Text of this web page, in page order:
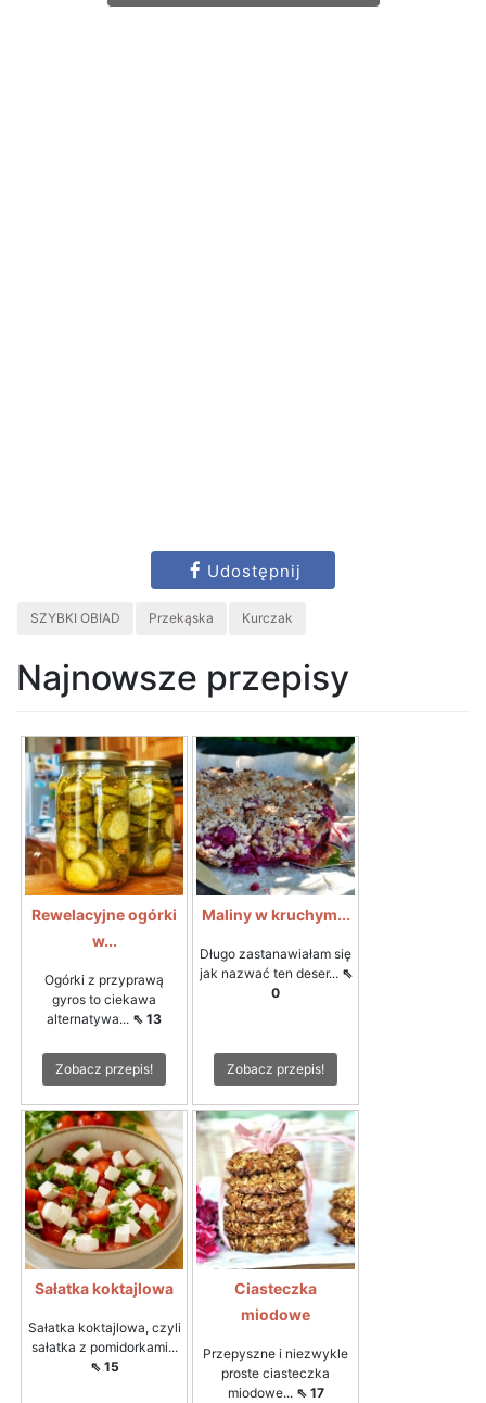
Udostępnij
SZYBKI OBIAD Przekąska Kurczak
Najnowsze przepisy
Rewelacyjne ogórki
w...
Ogórki z przyprawą
gyros to ciekawa
alternatywa... ⇖ 13
Zobacz przepis!
Maliny w kruchym...
Długo zastanawiałam się
jak nazwać ten deser... ⇖
0
Zobacz przepis!
Sałatka koktajlowa
Sałatka koktajlowa, czyli
sałatka z pomidorkami...
⇖ 15
Ciasteczka
miodowe
Przepyszne i niezwykle
proste ciasteczka
miodowe... ⇖ 17